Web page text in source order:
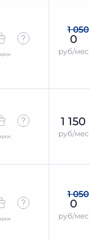
1 050
0
руб/мес
1 150
руб/мес
1 050
0
руб/мес